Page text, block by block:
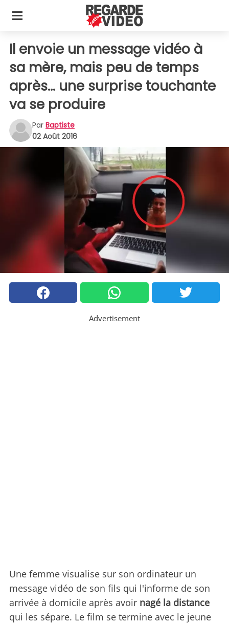
Il envoie un message vidéo à
sa mère, mais peu de temps
après... une surprise touchante
va se produire
Par Baptiste
02 Août 2016
Advertisement
Une femme visualise sur son ordinateur un
message vidéo de son fils qui l'informe de son
arrivée à domicile après avoir nagé la distance
qui les sépare. Le film se termine avec le jeune